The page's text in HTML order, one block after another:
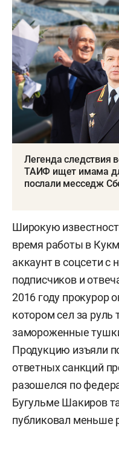
Легенда следствия
ТАИФ ищет имама
послали месседж
Широкую
время работы в
аккаунт в соцсети
подписчиков и
2016 году прокурор
котором сел за руль
замороженные
Продукцию изъяли
ответных санкций
разошелся по
Бугульме Шакиров
публиковал меньше